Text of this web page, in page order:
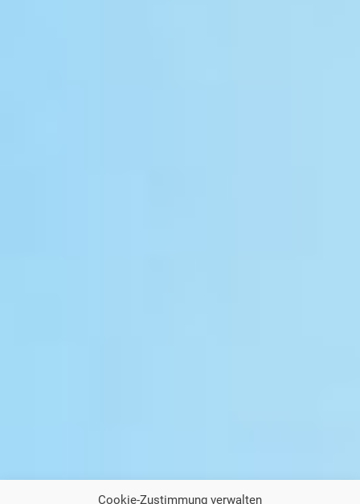
Cookie-Zustimmung verwalten